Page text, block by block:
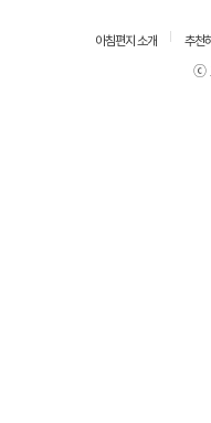
아침편지 소개 추천
ⓒ